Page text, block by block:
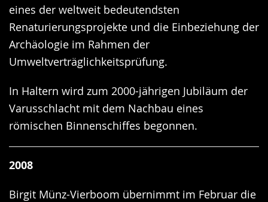
eines der weltweit bedeutendsten
Renaturierungsprojekte und die Einbeziehung der
Archäologie im Rahmen der
Umweltverträglichkeitsprüfung.
In Haltern wird zum 2000-jährigen Jubiläum der
Varusschlacht mit dem Nachbau eines
römischen Binnenschiffes begonnen.
2008
Birgit Münz-Vierboom übernimmt im Februar die